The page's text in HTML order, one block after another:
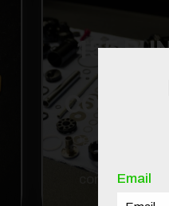
155
Ogni bicicletta
controllata in
sua parte.
Email